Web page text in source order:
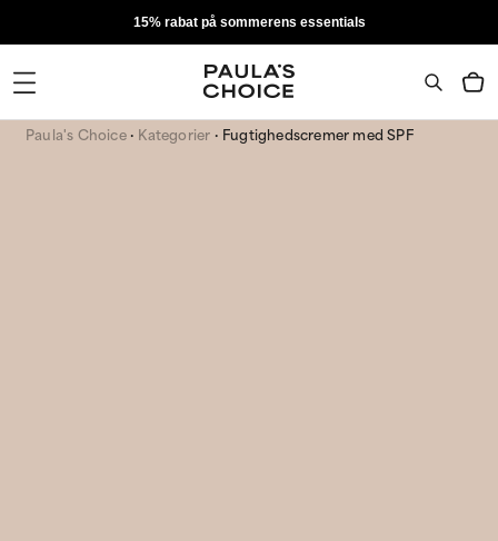
15% rabat på sommerens essentials
Paula's Choice Kategorier Fugtighedscremer med SPF